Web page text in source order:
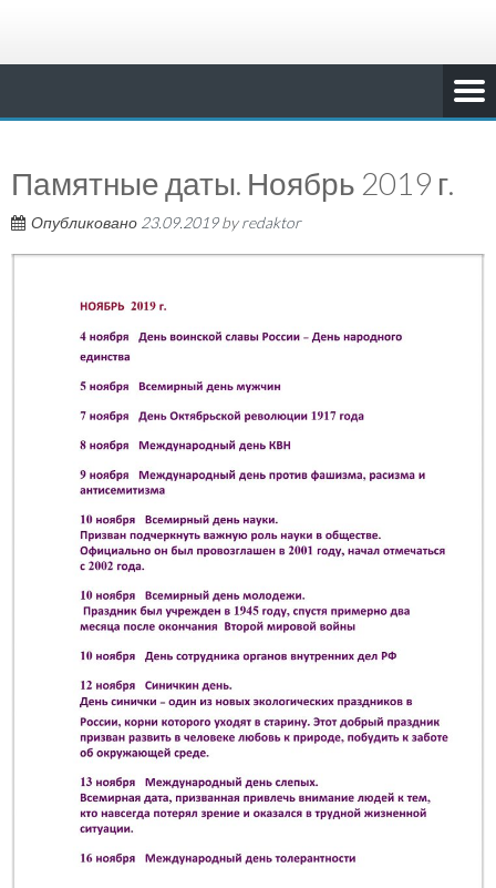
Памятные даты. Ноябрь 2019 г.
Опубликовано 23.09.2019byredaktor